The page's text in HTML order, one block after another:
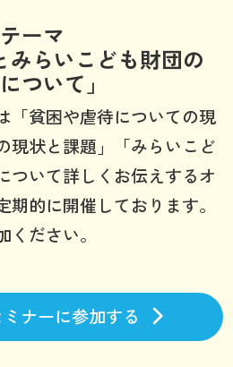
テーマ
みらいこども財団の
ついて」
「貧困や虐待についての現
現状と課題」「みらいこど
ついて詳しくお伝えするオ
期的に開催しております。
ださい。
ナーに参加する